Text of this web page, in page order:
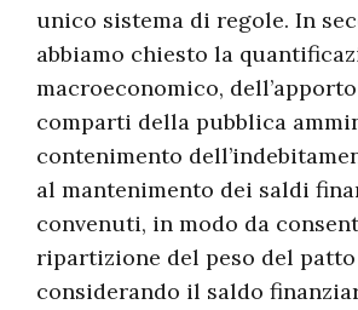
unico sistema di regole. In
abbiamo chiesto la
macroeconomico,
comparti della pubblica
contenimento
al mantenimento dei saldi
convenuti, in modo da
ripartizione del peso del
considerando il saldo